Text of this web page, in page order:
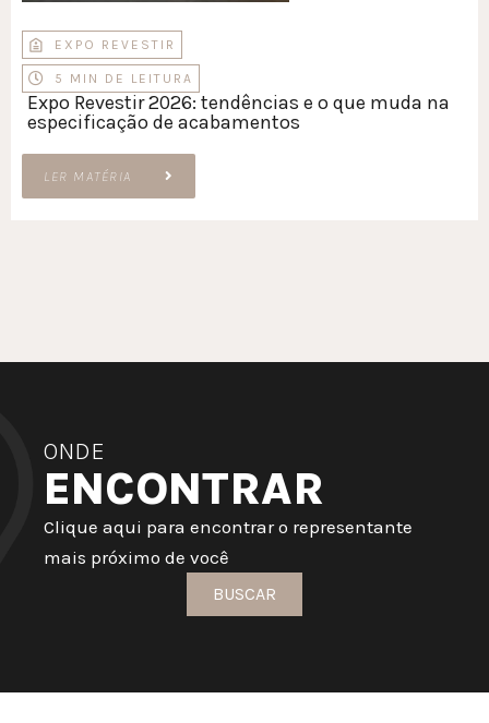
EXPO REVESTIR
5 MIN DE LEITURA
Expo Revestir 2026: tendências e o que muda na
especificação de acabamentos
LER MATÉRIA
ONDE
ENCONTRAR
Clique aqui para encontrar o representante
mais próximo de você
BUSCAR